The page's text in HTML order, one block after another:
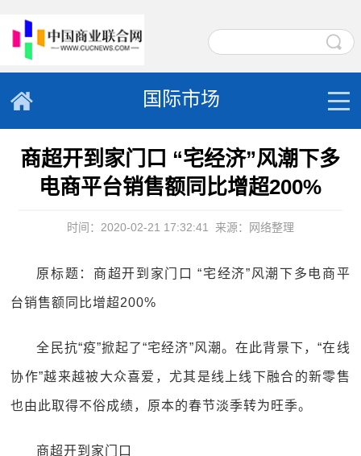
国际市场
商超开到家门口 “宅经济”风潮下多
电商平台销售额同比增超200%
时间：2020-02-21 17:32:41 来源：网络整理
原标题：商超开到家门口 “宅经济”风潮下多电商平
台销售额同比增超200%
全民抗“疫”掀起了“宅经济”风潮。在此背景下，“在线
协作”越来越被大众喜爱，尤其是线上线下融合的新零售
也由此取得不俗成绩，原本的春节淡季转为旺季。
商超开到家门口